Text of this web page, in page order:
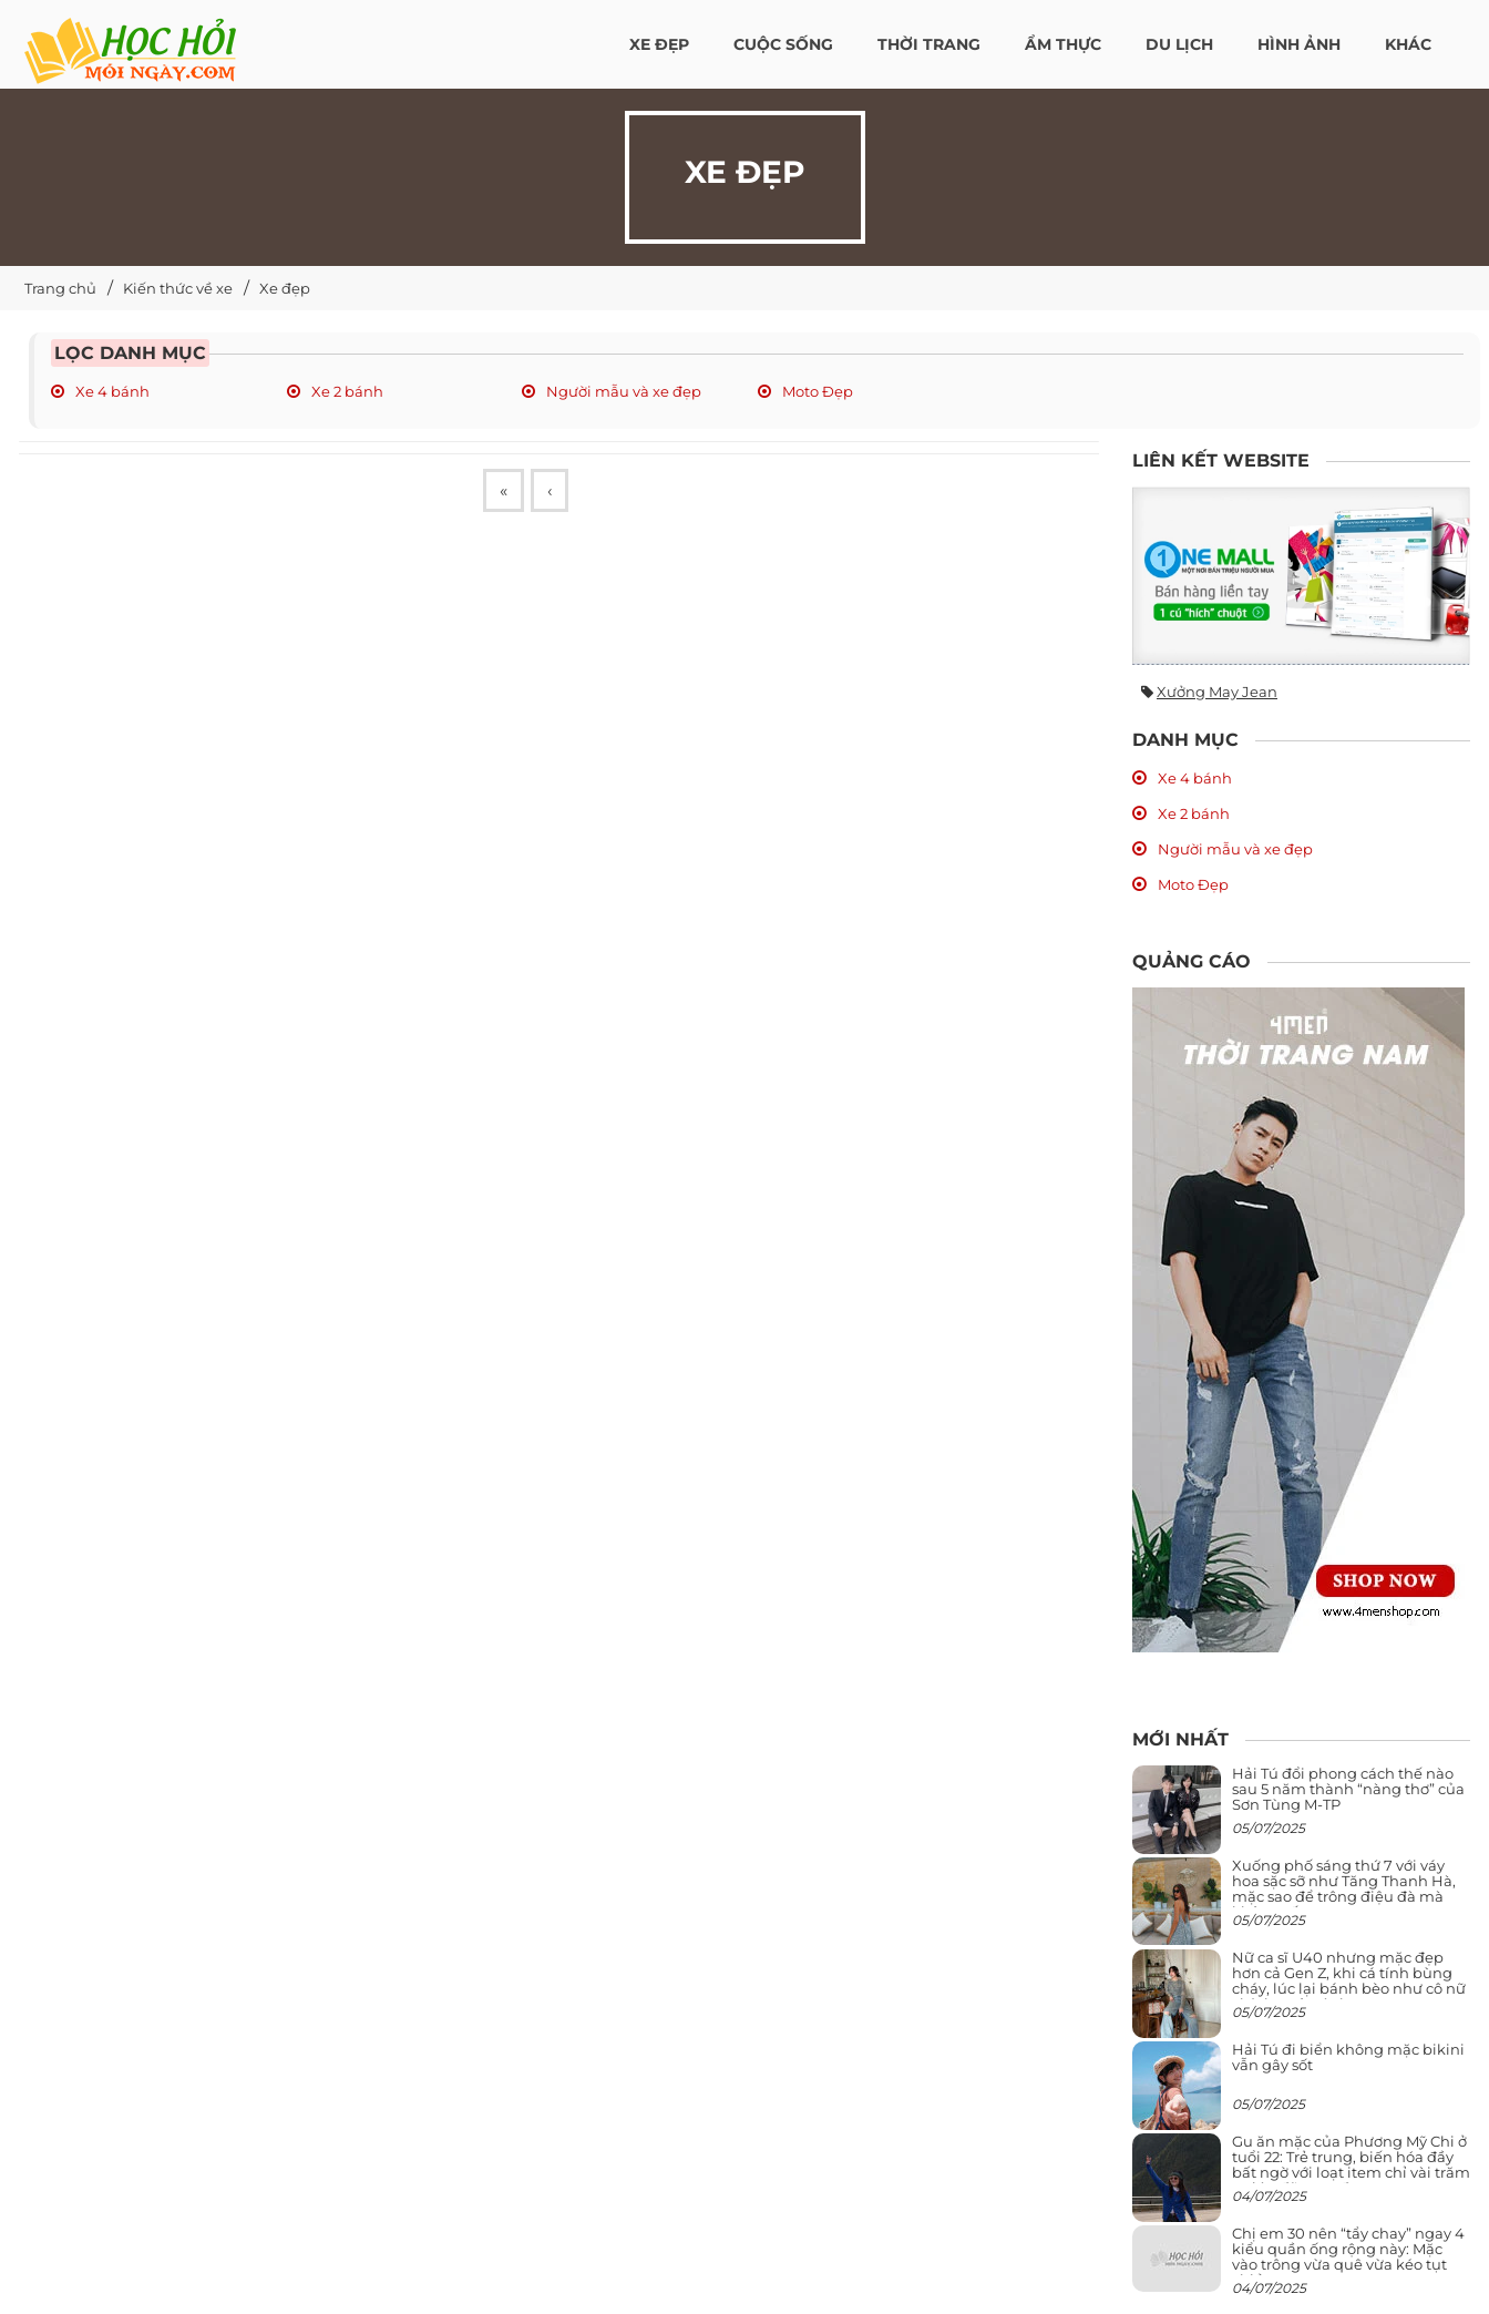
XE ĐẸP CUỘC SỐNG THỜI TRANG ẨM THỰC DU LỊCH HÌNH ẢNH KHÁC
XE ĐẸP
Trang chủ Kiến thức về xe Xe đẹp
LỌC DANH MỤC
Xe 4 bánh Xe 2 bánh Người mẫu và xe đẹp Moto Đẹp
« ‹
LIÊN KẾT WEBSITE
Xưởng May Jean
DANH MỤC
Xe 4 bánh
Xe 2 bánh
Người mẫu và xe đẹp
Moto Đẹp
QUẢNG CÁO
MỚI NHẤT
Hải Tú đổi phong cách thế nào
sau 5 năm thành “nàng thơ” của
Sơn Tùng M-TP
05/07/2025
Xuống phố sáng thứ 7 với váy
hoa sặc sỡ như Tăng Thanh Hà,
mặc sao để trông điệu đà mà
không sến
05/07/2025
Nữ ca sĩ U40 nhưng mặc đẹp
hơn cả Gen Z, khi cá tính bùng
cháy, lúc lại bánh bèo như cô nữ
chính ngôn tình
05/07/2025
Hải Tú đi biển không mặc bikini
vẫn gây sốt
05/07/2025
Gu ăn mặc của Phương Mỹ Chi ở
tuổi 22: Trẻ trung, biến hóa đầy
bất ngờ với loạt item chỉ vài trăm
nghìn đã mua được
04/07/2025
Chị em 30 nên “tẩy chay” ngay 4
kiểu quần ống rộng này: Mặc
vào trông vừa quê vừa kéo tụt
chiều cao
04/07/2025